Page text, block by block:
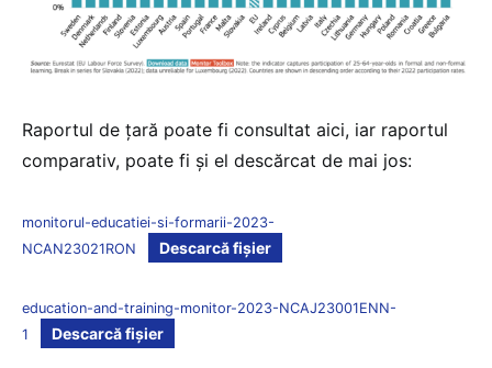
Raportul de țară poate fi consultat aici, iar raportul
comparativ, poate fi și el descărcat de mai jos:
monitorul-educatiei-si-formarii-2023-
NCAN23021RON
Descarcă fișier
education-and-training-monitor-2023-NCAJ23001ENN-
1
Descarcă fișier